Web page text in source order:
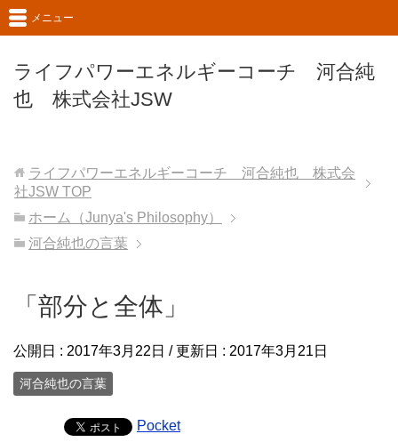
ライフパワーエネルギーコーチ 河合純
也 株式会社JSW
メニュー
ライフパワーエネルギーコーチ 河合純也 株式会
社JSW TOP
ホーム（Junya's Philosophy）
河合純也の言葉
「部分と全体」
公開日 : 2017年3月22日 / 更新日 : 2017年3月21日
河合純也の言葉
Pocket